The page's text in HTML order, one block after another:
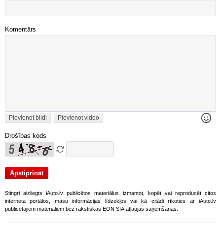
Komentārs
Pievienot bildi Pievienot video
Drošības kods
Stingri aizliegts iAuto.lv publicētos materiālus izmantot, kopēt vai reproducēt citos
interneta portālos, masu informācijas līdzekļos vai kā citādi rīkoties ar iAuto.lv
publicētajiem materiāliem bez rakstiskas EON SIA atļaujas saņemšanas.